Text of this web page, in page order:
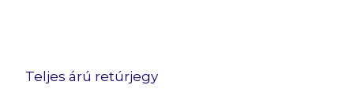
Teljes árú retúrjegy